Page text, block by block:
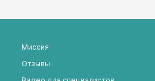
Миссия
Отзывы